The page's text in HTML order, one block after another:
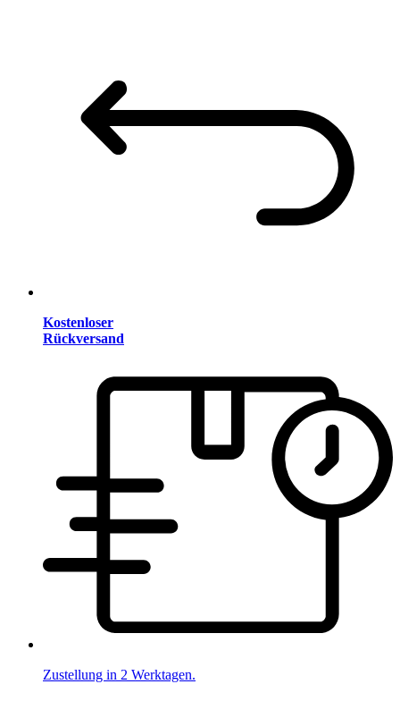
Kostenloser
Rückversand
Zustellung in 2 Werktagen.